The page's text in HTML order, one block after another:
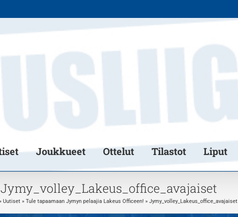
Joukkueet Ottelut Tilastot Liput
Jymy_volley_Lakeus_office_avajaiset
Uutiset » Tule tapaamaan Jymyn pelaajia Lakeus Officeen! » Jymy_volley_Lakeus_office_avajaiset